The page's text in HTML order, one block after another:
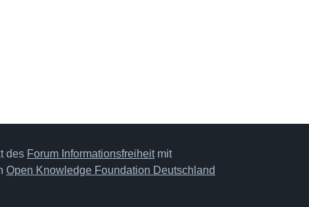
des Forum Informationsfreiheitmit
Open Knowledge Foundation Deutschland